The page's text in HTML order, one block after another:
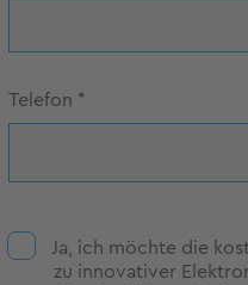
Telefon *
Ja, ich möchte die
zu innovativer